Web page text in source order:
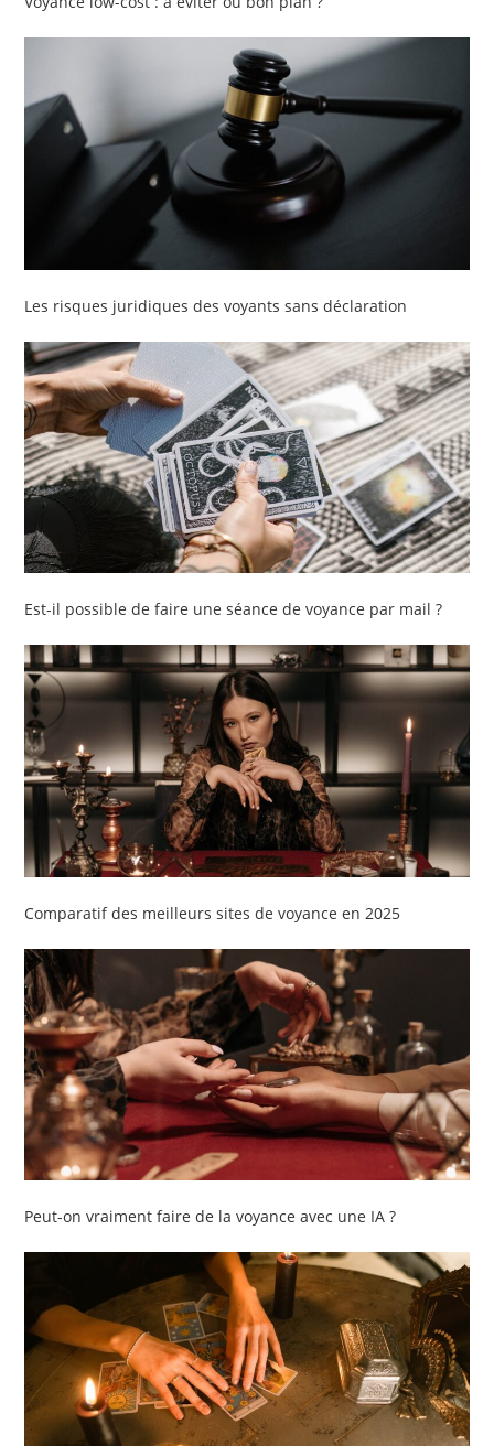
Les risques juridiques des voyants sans déclaration
Est-il possible de faire une séance de voyance par mail ?
Comparatif des meilleurs sites de voyance en 2025
Peut-on vraiment faire de la voyance avec une IA ?